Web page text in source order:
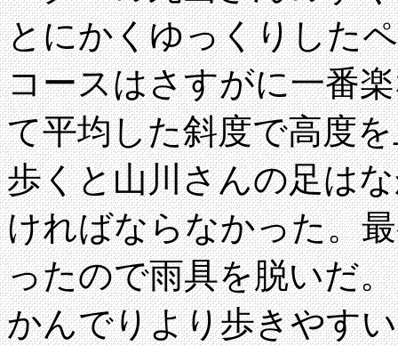
とにかくゆっくりした
コースはさすがに一番
て平均した斜度で高度
歩くと山川さんの足は
ければならなかった。
ったので雨具を脱いだ
かんでりより歩きやす